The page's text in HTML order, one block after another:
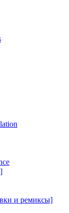
и ремиксы]